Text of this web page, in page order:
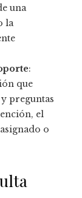
una
la
:
que
preguntas
el
o